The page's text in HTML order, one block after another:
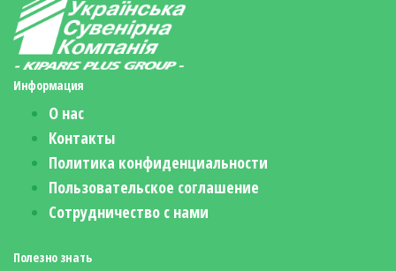
Информация
О нас
Контакты
Политика конфиденциальности
Пользовательское соглашение
Сотрудничество с нами
Полезно знать